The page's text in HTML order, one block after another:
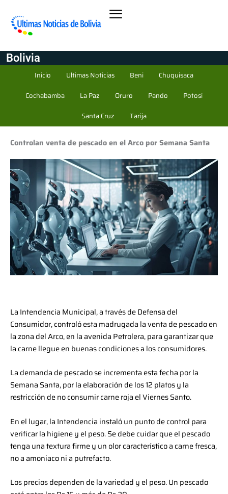
Bolivia
Inicio Ultimas Noticias Beni
Chuquisaca
Cochabamba
La Paz Oruro Pando
Potosí
Santa Cruz
Tarija
Controlan venta de pescado en el Arco por Semana Santa
La Intendencia Municipal, a través de Defensa del
Consumidor, controló esta madrugada la venta de pescado en
la zona del Arco, en la avenida Petrolera, para garantizar que
la carne llegue en buenas condiciones a los consumidores.
La demanda de pescado se incrementa esta fecha por la
Semana Santa, por la elaboración de los 12 platos y la
restricción de no consumir carne roja el Viernes Santo.
En el lugar, la Intendencia instaló un punto de control para
verificar la higiene y el peso. Se debe cuidar que el pescado
tenga una textura firme y un olor característico a carne fresca,
no a amoniaco ni a putrefacto.
Los precios dependen de la variedad y el peso. Un pescado